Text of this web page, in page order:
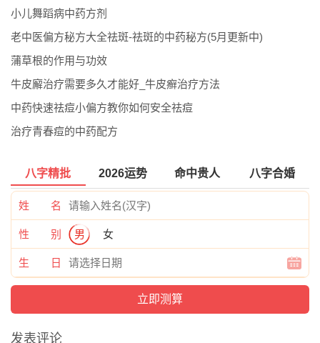
小儿舞蹈病中药方剂
老中医偏方秘方大全祛斑-祛斑的中药秘方(5月更新中)
蒲草根的作用与功效
牛皮廨治疗需要多久才能好_牛皮癣治疗方法
中药快速祛痘小偏方教你如何安全祛痘
治疗青春痘的中药配方
八字精批 2026运势 命中贵人 八字合婚
姓 名
性 别 男 女
生 日
发表评论